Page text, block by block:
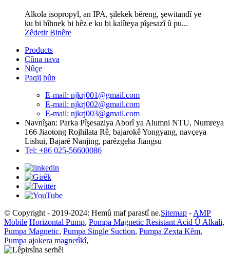
Alkola isopropyl, an IPA, şilekek bêreng, şewitandî ye
ku bi bîhnek bi hêz e ku bi kalîteya pîşesazî û pu...
Zêdetir Binêre
Products
Çûna nava
Nûçe
Paqij bûn
E-mail: njkrj001@gmail.com
E-mail: njkrj002@gmail.com
E-mail: njkrj003@gmail.com
Navnîşan: Parka Pîşesaziya Aborî ya Alumni NTU, Numreya
166 Jiaotong Rojhilata Rê, bajarokê Yongyang, navçeya
Lishui, Bajarê Nanjing, parêzgeha Jiangsu
Tel: +86 025-56600086
© Copyright - 2019-2024: Hemû maf parastî ne.Sitemap - AMP
Mobile Horizontal Pump, Pompa Magnetic Resistant Acid Û Alkali,
Pumpa Magnetic, Pumpa Single Suction, Pumpa Zexta Kêm,
Pumpa ajokera magnetîkî,